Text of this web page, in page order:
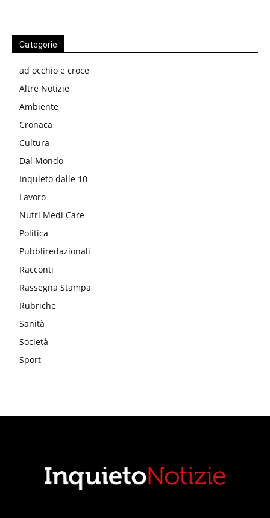
Categorie
ad occhio e croce
Altre Notizie
Ambiente
Cronaca
Cultura
Dal Mondo
Inquieto dalle 10
Lavoro
Nutri Medi Care
Politica
Pubbliredazionali
Racconti
Rassegna Stampa
Rubriche
Sanità
Società
Sport